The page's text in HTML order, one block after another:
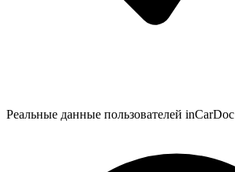
Реальные данные пользователей inCarDoc